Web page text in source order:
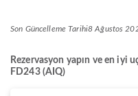
Son Güncelleme Tarihi8 Ağustos
Rezervasyon yapın ve en iyi
FD243 (AIQ)